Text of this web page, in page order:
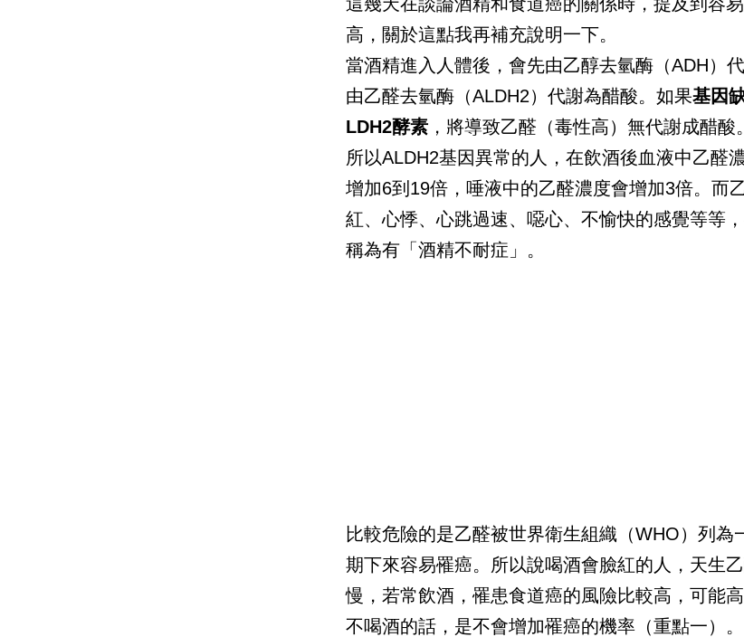
高，關於這點我再補充說明一下。
當酒精進入人體後，會先由乙醇去氫酶（ADH）
由乙醛去氫酶（ALDH2）代謝為醋酸。如果基因
LDH2酵素 ，將導致乙醛（毒性高）無代謝成醋酸。
所以ALDH2基因異常的人，在飲酒後血液中乙醛
增加6到19倍，唾液中的乙醛濃度會增加3倍。而
紅、心悸、心跳過速、噁心、不愉快的感覺等等
稱為有「酒精不耐症」。
比較危險的是乙醛被世界衛生組織（WHO）列為
期下來容易罹癌。所以說喝酒會臉紅的人，天生
慢，若常飲酒，罹患食道癌的風險比較高，可能
不喝酒的話，是不會增加罹癌的機率（重點一）。